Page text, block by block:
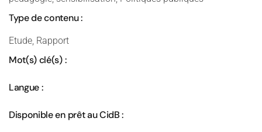
Type de contenu :
Etude, Rapport
Mot(s) clé(s) :
Langue :
Disponible en prêt au CidB :